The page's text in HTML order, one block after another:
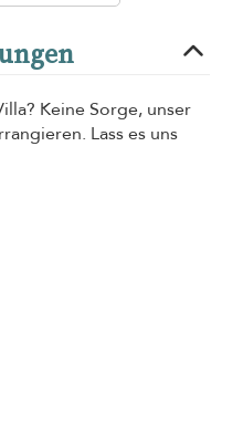
Keine Sorge, unser
Lass es uns